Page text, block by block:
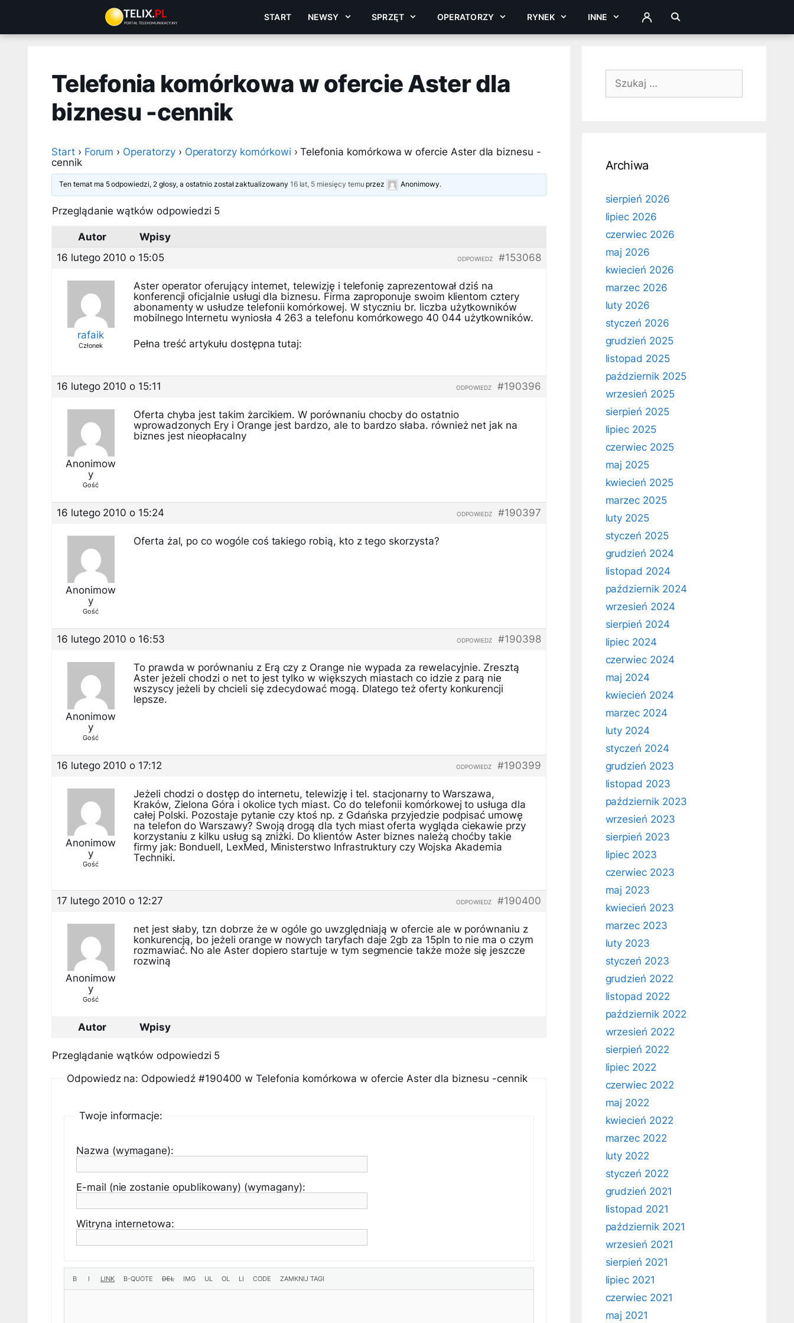
treści
START NEWSY SPRZĘT OPERATORZY RYNEK INNE ZALOGUJ
Telefonia komórkowa w ofercie Aster dla
biznesu -cennik
Start › Forum › Operatorzy › Operatorzy komórkowi › Telefonia komórkowa w ofercie Aster dla biznesu -
cennik
Ten temat ma 5 odpowiedzi, 2 głosy, a ostatnio został zaktualizowany 16 lat, 5 miesięcy temu przez Anonimowy.
Przeglądanie wątków odpowiedzi 5
Autor
Wpisy
16 lutego 2010 o 15:05
#153068
ODPOWIEDZ
rafaik
Członek
Aster operator oferujący internet, telewizję i telefonię zaprezentował dziś na
konferencji oficjalnie usługi dla biznesu. Firma zaproponuje swoim klientom cztery
abonamenty w usłudze telefonii komórkowej. W styczniu br. liczba użytkowników
mobilnego Internetu wyniosła 4 263 a telefonu komórkowego 40 044 użytkowników.
Pełna treść artykułu dostępna tutaj:
16 lutego 2010 o 15:11 #190396
ODPOWIEDZ
Anonimow
y
Gość
Oferta chyba jest takim żarcikiem. W porównaniu chocby do ostatnio
wprowadzonych Ery i Orange jest bardzo, ale to bardzo słaba. również net jak na
biznes jest nieopłacalny
16 lutego 2010 o 15:24 #190397
ODPOWIEDZ
Anonimow
y
Gość
Oferta żal, po co wogóle coś takiego robią, kto z tego skorzysta?
16 lutego 2010 o 16:53 #190398
ODPOWIEDZ
Anonimow
y
Gość
To prawda w porównaniu z Erą czy z Orange nie wypada za rewelacyjnie. Zresztą
Aster jeżeli chodzi o net to jest tylko w większych miastach co idzie z parą nie
wszyscy jeżeli by chcieli się zdecydować mogą. Dlatego też oferty konkurencji
lepsze.
16 lutego 2010 o 17:12 #190399
ODPOWIEDZ
Anonimow
y
Gość
Jeżeli chodzi o dostęp do internetu, telewizję i tel. stacjonarny to Warszawa,
Kraków, Zielona Góra i okolice tych miast. Co do telefonii komórkowej to usługa dla
całej Polski. Pozostaje pytanie czy ktoś np. z Gdańska przyjedzie podpisać umowę
na telefon do Warszawy? Swoją drogą dla tych miast oferta wygląda ciekawie przy
korzystaniu z kilku usług są zniżki. Do klientów Aster biznes należą choćby takie
firmy jak: Bonduell, LexMed, Ministerstwo Infrastruktury czy Wojska Akademia
Techniki.
17 lutego 2010 o 12:27 #190400
ODPOWIEDZ
Anonimow
y
Gość
net jest słaby, tzn dobrze że w ogóle go uwzględniają w ofercie ale w porównaniu z
konkurencją, bo jeżeli orange w nowych taryfach daje 2gb za 15pln to nie ma o czym
rozmawiać. No ale Aster dopiero startuje w tym segmencie także może się jeszcze
rozwiną
Autor Wpisy
Przeglądanie wątków odpowiedzi 5
Odpowiedz na: Odpowiedź #190400 w Telefonia komórkowa w ofercie Aster dla biznesu -cennik
Twoje informacje:
Nazwa (wymagane):
E-mail (nie zostanie opublikowany) (wymagany):
Witryna internetowa:
Szukaj:
Archiwa
sierpień 2026
lipiec 2026
czerwiec 2026
maj 2026
kwiecień 2026
marzec 2026
luty 2026
styczeń 2026
grudzień 2025
listopad 2025
październik 2025
wrzesień 2025
sierpień 2025
lipiec 2025
czerwiec 2025
maj 2025
kwiecień 2025
marzec 2025
luty 2025
styczeń 2025
grudzień 2024
listopad 2024
październik 2024
wrzesień 2024
sierpień 2024
lipiec 2024
czerwiec 2024
maj 2024
kwiecień 2024
marzec 2024
luty 2024
styczeń 2024
grudzień 2023
listopad 2023
październik 2023
wrzesień 2023
sierpień 2023
lipiec 2023
czerwiec 2023
maj 2023
kwiecień 2023
marzec 2023
luty 2023
styczeń 2023
grudzień 2022
listopad 2022
październik 2022
wrzesień 2022
sierpień 2022
lipiec 2022
czerwiec 2022
maj 2022
kwiecień 2022
marzec 2022
luty 2022
styczeń 2022
grudzień 2021
listopad 2021
październik 2021
wrzesień 2021
sierpień 2021
lipiec 2021
czerwiec 2021
maj 2021